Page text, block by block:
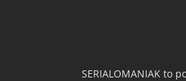
SERIALOMANIAK to